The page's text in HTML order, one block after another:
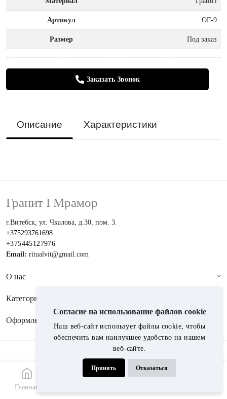
Главная
Артикул ОГ-9
Размер Под заказ
Заказать Звонок
Описание Характеристики
Гранит I Мрамор
г.Витебск, ул. Чкалова, д.30, пом. 3.
+375293761698
+375445127976
Email: ritualvit@gmail.com
О нас
Категории
Оформление
© 2024, Гранит i мрамор
Согласие на использование файлов cookie
Наш веб-сайт использует файлы cookie, чтобы
обеспечить вам наилучшее удобство на нашем
веб-сайте.
Принять Отказаться